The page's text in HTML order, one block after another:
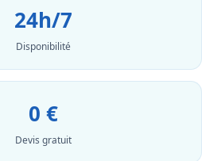
24h/7
Disponibilité
0 €
Devis gratuit